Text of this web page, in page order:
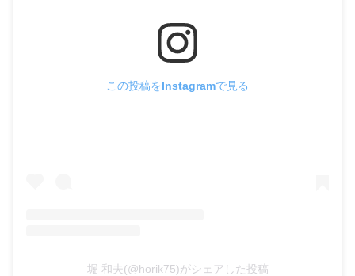
この投稿をInstagramで見る
堀 和夫(@horik75)がシェアした投稿